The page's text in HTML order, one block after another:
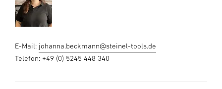
E-Mail: johanna.beckmann@steinel-tools.de
Telefon: +49 (0) 5245 448 340